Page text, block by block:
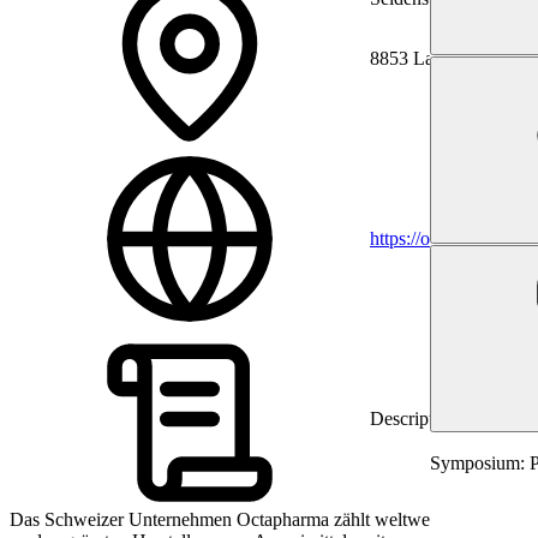
8853 Lachen
https://octapharma.ch
Description
Das Schweizer Unternehmen Octapharma zählt weltweit
Symposium: